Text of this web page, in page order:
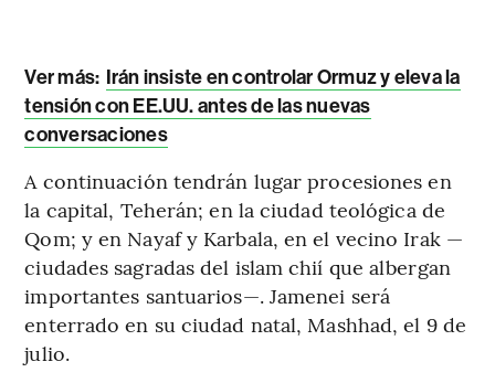
Ver más: Irán insiste en controlar Ormuz y eleva la
tensión con EE.UU. antes de las nuevas
conversaciones
A continuación tendrán lugar procesiones en
la capital, Teherán; en la ciudad teológica de
Qom; y en Nayaf y Karbala, en el vecino Irak —
ciudades sagradas del islam chií que albergan
importantes santuarios—. Jamenei será
enterrado en su ciudad natal, Mashhad, el 9 de
julio.